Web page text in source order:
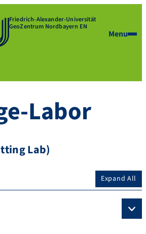
Friedrich-Alexander-Universität
GeoZentrum Nordbayern EN
Menu
Labor
Lab)
Expand All